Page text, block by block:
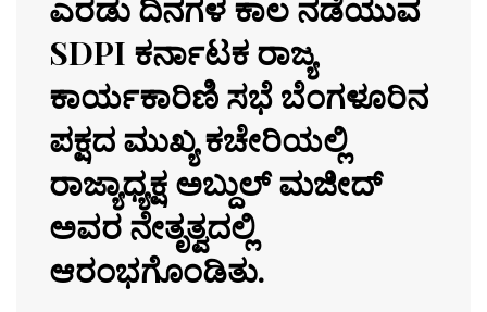
ಎರಡು ದಿನಗಳ ಕಾಲ ನಡೆಯುವ
SDPI ಕರ್ನಾಟಕ ರಾಜ್ಯ
ಕಾರ್ಯಕಾರಿಣಿ ಸಭೆ ಬೆಂಗಳೂರಿನ
ಪಕ್ಷದ ಮುಖ್ಯ ಕಚೇರಿಯಲ್ಲಿ
ರಾಜ್ಯಾಧ್ಯಕ್ಷ ಅಬ್ದುಲ್‌ ಮಜೀದ್
ಅವರ ನೇತೃತ್ವದಲ್ಲಿ
ಆರಂಭಗೊಂಡಿತು.